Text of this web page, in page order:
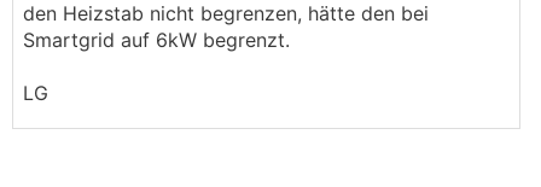
den Heizstab nicht begrenzen, hätte den bei
Smartgrid auf 6kW begrenzt.
LG